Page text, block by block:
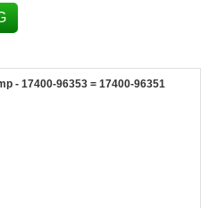
- 17400-96353 = 17400-96351